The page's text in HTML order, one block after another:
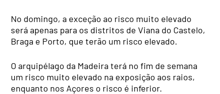
No domingo, a exceção ao risco muito elevado
será apenas para os distritos de Viana do Castelo,
Braga e Porto, que terão um risco elevado.
O arquipélago da Madeira terá no fim de semana
um risco muito elevado na exposição aos raios,
enquanto nos Açores o risco é inferior.